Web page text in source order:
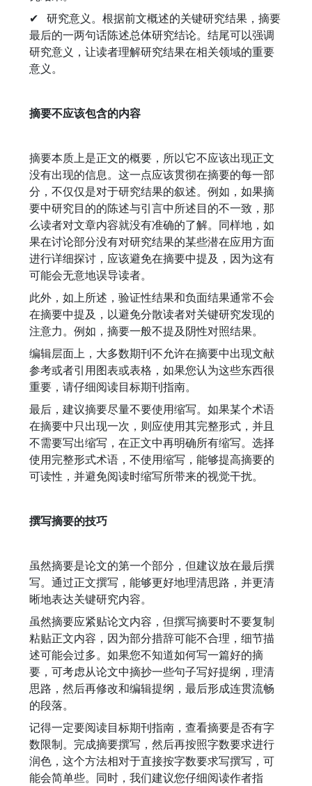
✔ 研究意义。根据前文概述的关键研究结果，摘要
最后的一两句话陈述总体研究结论。结尾可以强调
研究意义，让读者理解研究结果在相关领域的重要
意义。
摘要不应该包含的内容
摘要本质上是正文的概要，所以它不应该出现正文
没有出现的信息。这一点应该贯彻在摘要的每一部
分，不仅仅是对于研究结果的叙述。例如，如果摘
要中研究目的的陈述与引言中所述目的不一致，那
么读者对文章内容就没有准确的了解。同样地，如
果在讨论部分没有对研究结果的某些潜在应用方面
进行详细探讨，应该避免在摘要中提及，因为这有
可能会无意地误导读者。
此外，如上所述，验证性结果和负面结果通常不会
在摘要中提及，以避免分散读者对关键研究发现的
注意力。例如，摘要一般不提及阴性对照结果。
编辑层面上，大多数期刊不允许在摘要中出现文献
参考或者引用图表或表格，如果您认为这些东西很
重要，请仔细阅读目标期刊指南。
最后，建议摘要尽量不要使用缩写。如果某个术语
在摘要中只出现一次，则应使用其完整形式，并且
不需要写出缩写，在正文中再明确所有缩写。选择
使用完整形式术语，不使用缩写，能够提高摘要的
可读性，并避免阅读时缩写所带来的视觉干扰。
撰写摘要的技巧
虽然摘要是论文的第一个部分，但建议放在最后撰
写。通过正文撰写，能够更好地理清思路，并更清
晰地表达关键研究内容。
虽然摘要应紧贴论文内容，但撰写摘要时不要复制
粘贴正文内容，因为部分措辞可能不合理，细节描
述可能会过多。如果您不知道如何写一篇好的摘
要，可考虑从论文中摘抄一些句子写好提纲，理清
思路，然后再修改和编辑提纲，最后形成连贯流畅
的段落。
记得一定要阅读目标期刊指南，查看摘要是否有字
数限制。完成摘要撰写，然后再按照字数要求进行
润色，这个方法相对于直接按字数要求写撰写，可
能会简单些。同时，我们建议您仔细阅读作者指